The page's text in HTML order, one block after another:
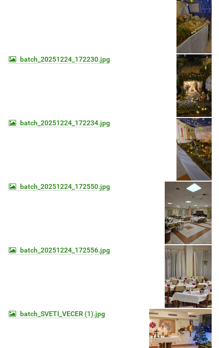
batch_20251224_172230.jpg
batch_20251224_172234.jpg
batch_20251224_172550.jpg
batch_20251224_172556.jpg
batch_SVETI_VECER (1).jpg